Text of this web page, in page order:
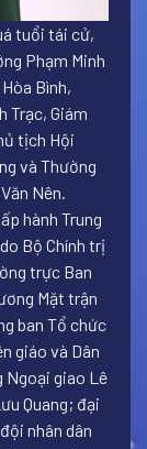
tuổi tái cử,
Phạm Minh
Bình,
Trạc, Giám
tịch Hội
và Thường
Nên.
hành Trung
Bộ Chính trị
trực Ban
Mặt trận
ban Tổ chức
giáo và Dân
Ngoại giao Lê
Quang; đại
nhân dân